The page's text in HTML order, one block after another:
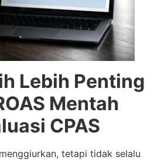
Lebih Penting
Mentah
CPAS
tetapi tidak selalu